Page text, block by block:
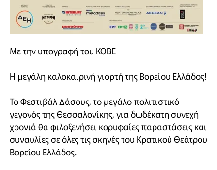
Με την υπογραφή του ΚΘΒΕ
Η μεγάλη καλοκαιρινή γιορτή της Βορείου Ελλάδος!
To Φεστιβάλ Δάσους, το μεγάλο πολιτιστικό
γεγονός της Θεσσαλονίκης, για δωδέκατη συνεχή
χρονιά θα φιλοξενήσει κορυφαίες παραστάσεις και
συναυλίες σε όλες τις σκηνές του Κρατικού Θεάτρου
Βορείου Ελλάδος.